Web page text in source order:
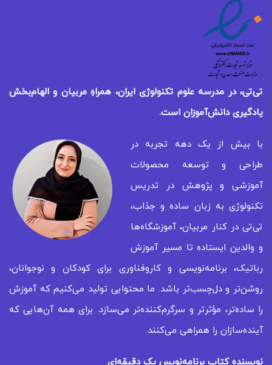
تی‌تی، در مدرسه علوم تکنولوژی ایران، همراهِ مربیان و الهام‌بخش
یادگیریدانش‌آموزان است.
با بیش از یک دهه تجربه در
طراحی و توسعه محصولات
آموزشی و پژوهش در تدریس
تکنولوژی به زبان ساده و جذاب،
تی‌تی در کنار مربیان، آموزشگاه‌ها
و والدین ایستاده تا مسیر آموزش
رباتیک، برنامه‌نویسی و کاروفناوری برای کودکان و نوجوانان،
روشن‌تر و دل‌چسب‌تر باشد. ما محتوایی تولید می‌کنیم که آموزش
را ساده‌تر، مؤثرتر و سرگرم‌کننده‌تر می‌سازد. برای همه‌ آن‌هایی که
آینده‌سازان را همراهی می‌کنند.
نویسنده کتاب برنامه‌نویس یک دقیقه‌ای